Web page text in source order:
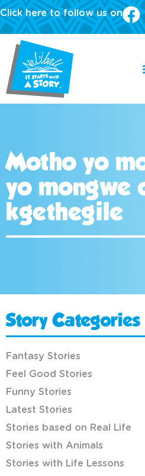
Click here to follow us on
Motho yo
yo mongwe
kgethegile
Story Categories
Fantasy Stories
Feel Good Stories
Funny Stories
Latest Stories
Stories based on Real Life
Stories with Animals
Stories with Life Lessons